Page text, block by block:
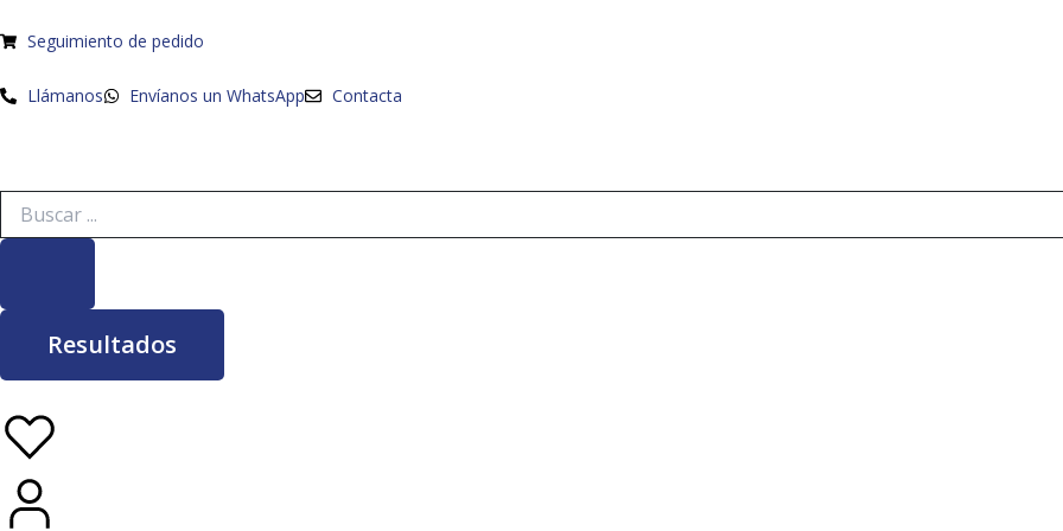
al
Seguimiento de pedido
Llámanos Envíanos un WhatsApp Contacta
Resultados